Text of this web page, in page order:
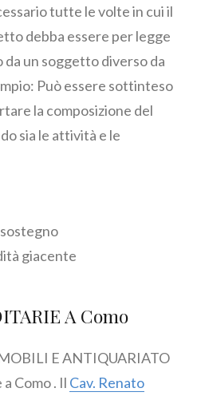
tutte le volte in cui il
debba essere per legge
un soggetto diverso da
Può essere sottinteso
la composizione del
sia le attività e le
giacente
A Como
E ANTIQUARIATO
Como . Il Cav. Renato